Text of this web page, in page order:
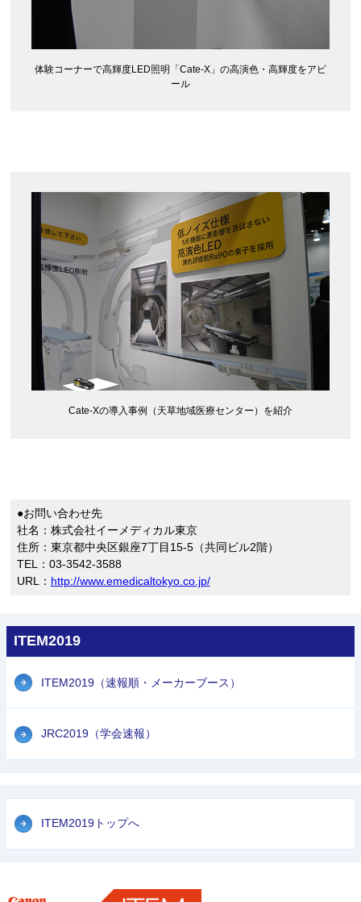
体験コーナーで高輝度LED照明「Cate-X」の高演色・高輝度をアピ
ール
Cate-Xの導入事例（天草地域医療センター）を紹介
●お問い合わせ先
社名：株式会社イーメディカル東京
住所：東京都中央区銀座7丁目15-5（共同ビル2階）
TEL：03-3542-3588
URL： http://www.emedicaltokyo.co.jp/
ITEM2019
ITEM2019（速報順・メーカーブース）
JRC2019（学会速報）
ITEM2019トップへ